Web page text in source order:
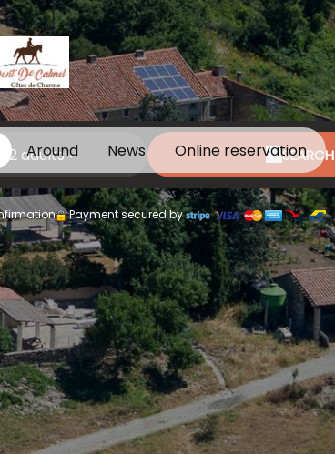
Around News Online reservation
2 adults SEARCH
Payment secured by